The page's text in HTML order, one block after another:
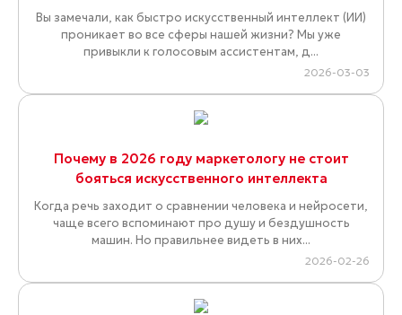
Вы замечали, как быстро искусственный интеллект (ИИ)
проникает во все сферы нашей жизни? Мы уже
привыкли к голосовым ассистентам, д...
2026-03-03
Почему в 2026 году маркетологу не стоит
бояться искусственного интеллекта
Когда речь заходит о сравнении человека и нейросети,
чаще всего вспоминают про душу и бездушность
машин. Но правильнее видеть в них...
2026-02-26